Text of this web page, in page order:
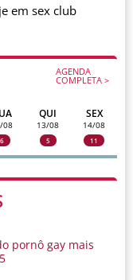
AGENDA
COMPLETA >
08
6
QUI
13/08
5
SEX
14/08
11
pornô gay mais
em sex club